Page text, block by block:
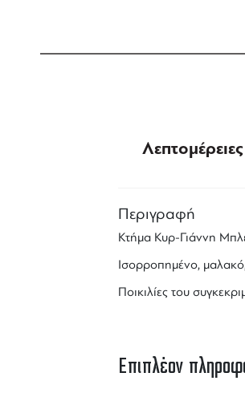
Λεπτομέρειες
Περιγραφή
Κτήμα Κυρ-Γιάννη
Ισορροπημένο,
Ποικιλίες του
Επιπλέον